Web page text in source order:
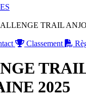
ES
TRAIL
Classement
2025